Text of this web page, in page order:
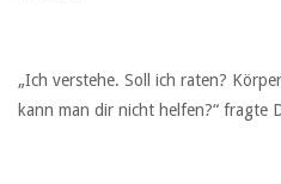
„Ich verstehe. Soll ich raten?
kann man dir nicht helfen?“ fragte